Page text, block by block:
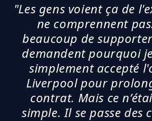
"Les gens voient ça de
ne comprennent
beaucoup de
demandent pourquoi
simplement accepté
Liverpool pour
contrat. Mais ce
simple. Il se passe des